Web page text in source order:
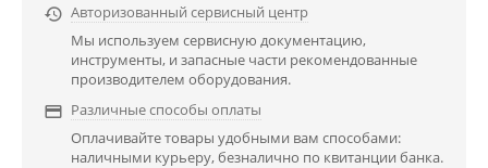
 Авторизованный сервисный центр
Мы используем сервисную документацию,
инструменты, и запасные части рекомендованные
производителем оборудования.
 Различные способы оплаты
Оплачивайте товары удобными вам способами:
наличными курьеру, безналично по квитанции банка.